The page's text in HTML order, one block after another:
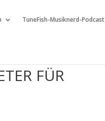
TuneFish-Musiknerd-Podcast
FÜR